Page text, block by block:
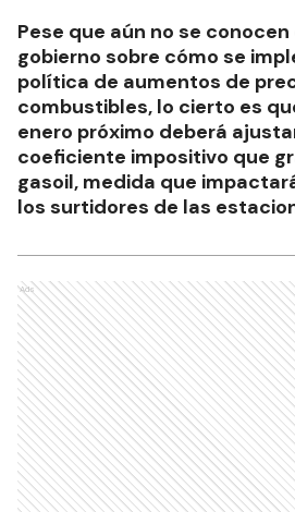
Pese que aún no se
gobierno sobre cómo se
política de aumentos de
combustibles, lo cierto es
enero próximo deberá
coeficiente impositivo que
gasoil, medida que
los surtidores de las
Ads